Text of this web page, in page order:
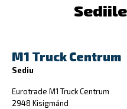
M1 Truck Centrum
Sediu
Eurotrade M1 Truck Centrum
2948 Kisigmánd